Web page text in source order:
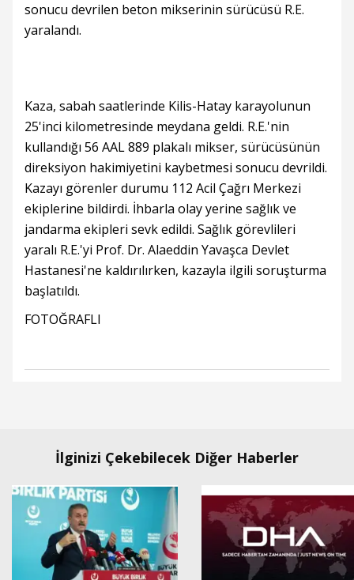
sonucu devrilen beton mikserinin sürücüsü R.E.
yaralandı.
Kaza, sabah saatlerinde Kilis-Hatay karayolunun
25'inci kilometresinde meydana geldi. R.E.'nin
kullandığı 56 AAL 889 plakalı mikser, sürücüsünün
direksiyon hakimiyetini kaybetmesi sonucu devrildi.
Kazayı görenler durumu 112 Acil Çağrı Merkezi
ekiplerine bildirdi. İhbarla olay yerine sağlık ve
jandarma ekipleri sevk edildi. Sağlık görevlileri
yaralı R.E.'yi Prof. Dr. Alaeddin Yavaşca Devlet
Hastanesi'ne kaldırılırken, kazayla ilgili soruşturma
başlatıldı.
FOTOĞRAFLI
İlginizi Çekebilecek Diğer Haberler